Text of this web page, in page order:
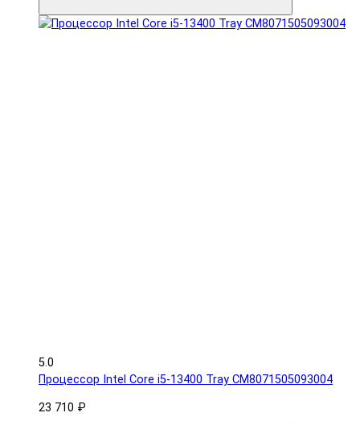
5.0
Процессор Intel Core i5-13400 Tray CM8071505093004
23 710 ₽